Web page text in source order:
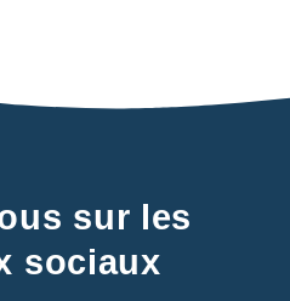
sur les
sociaux